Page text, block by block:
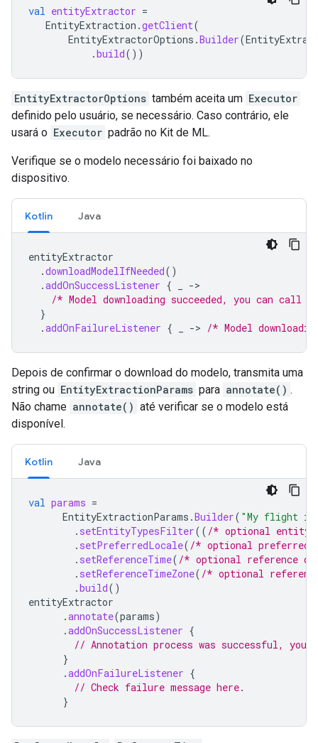
val entityExtractor =
EntityExtraction .getClient(
EntityExtractorOptions .Builder(
.build())
EntityExtractorOptions também aceita um Executor
definido pelo usuário, se necessário. Caso contrário, ele
usará o Executor padrão no Kit de ML.
Verifique se o modelo necessário foi baixado no
dispositivo.
Kotlin Java
entityExtractor
.downloadModelIfNeeded()
.addOnSuccessListener {
->
/* Model downloading succeeded, you can call
}
.addOnFailureListener { -> /* Model
Depois de confirmar o download do modelo, transmita uma
string ou EntityExtractionParams para annotate() .
Não chame annotate() até verificar se o modelo está
disponível.
Kotlin Java
val params =
EntityExtractionParams .Builder( "My flight is
. setEntityTypesFilter(( /* optional
. setPreferredLocale( /* optional preferred
. setReferenceTime( /* optional reference
. setReferenceTimeZone( /* optional
.build()
entityExtractor
.annotate(params)
.addOnSuccessListener {
// Annotation process was successful,
}
.addOnFailureListener {
// Check failure message here.
}